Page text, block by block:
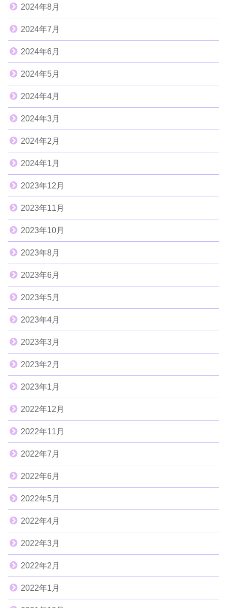
2024年8月
2024年7月
2024年6月
2024年5月
2024年4月
2024年3月
2024年2月
2024年1月
2023年12月
2023年11月
2023年10月
2023年8月
2023年6月
2023年5月
2023年4月
2023年3月
2023年2月
2023年1月
2022年12月
2022年11月
2022年7月
2022年6月
2022年5月
2022年4月
2022年3月
2022年2月
2022年1月